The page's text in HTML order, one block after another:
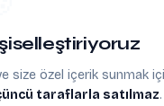
size özel içerik sunmak
taraflarla satılmaz